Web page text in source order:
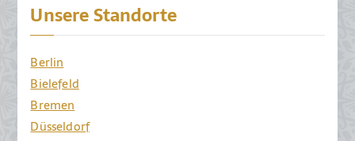
Unsere Standorte
Berlin
Bielefeld
Bremen
Düsseldorf